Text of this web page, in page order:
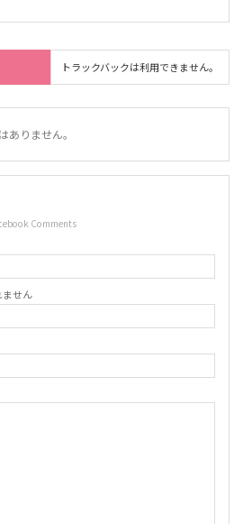
トラックバックは利用できません。
ありません。
Comments
ません